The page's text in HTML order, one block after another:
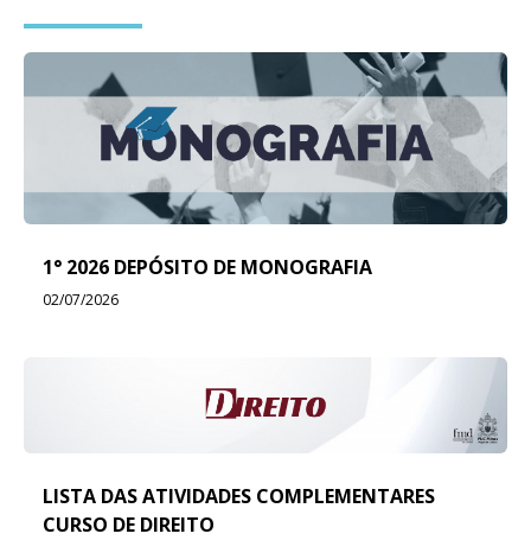
1° 2026 DEPÓSITO DE MONOGRAFIA
02/07/2026
LISTA DAS ATIVIDADES COMPLEMENTARES
CURSO DE DIREITO